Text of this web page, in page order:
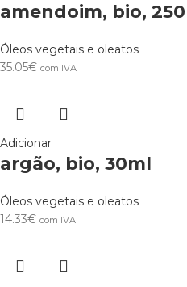
amendoim, bio,
Óleos vegetais e oleatos
35.05€ com IVA
Adicionar
argão, bio, 30ml
Óleos vegetais e oleatos
14.33€ com IVA